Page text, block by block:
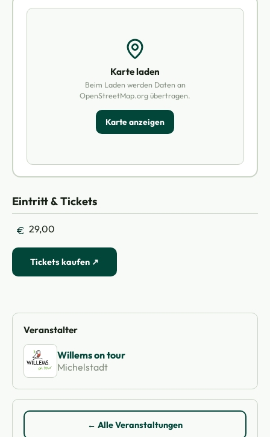
Karte laden
Beim Laden werden Daten an
OpenStreetMap.org übertragen.
Karte anzeigen
Eintritt & Tickets
29,00
Tickets kaufen ↗
Veranstalter
Willems on tour
Michelstadt
← Alle Veranstaltungen